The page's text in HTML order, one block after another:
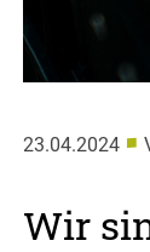
23.04.2024 ■
Wir